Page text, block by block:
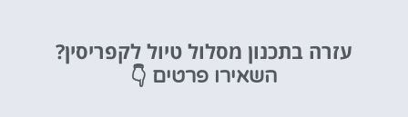
מציאת מלון
עזרה בתכנון מסלול טיול לקפריסין?
השאירו פרטים 👇